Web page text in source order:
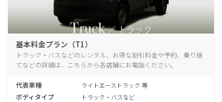
基本料金プラン（T1）
トラック・バスなどのレンタル、お得な割引料金や予約、乗り捨
てなどの詳細は、こちらから各店舗にお電話ください。
代表車種 ライトエーストラック 等
ボディタイプ トラック・バスなど